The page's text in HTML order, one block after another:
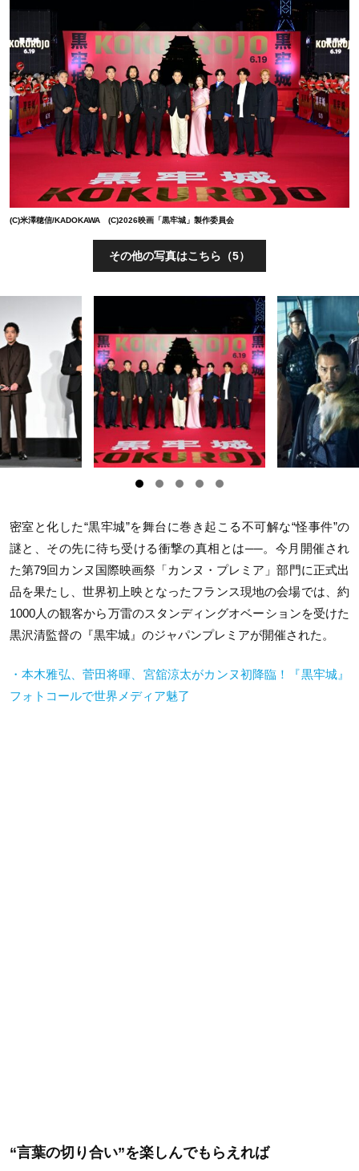
(C)米澤穂信/KADOKAWA (C)2026映画「黒牢城」製作委員会
その他の写真はこちら（5）
密室と化した“黒牢城”を舞台に巻き起こる不可解な“怪事件”の
謎と、その先に待ち受ける衝撃の真相とは──。今月開催され
た第79回カンヌ国際映画祭「カンヌ・プレミア」部門に正式出
品を果たし、世界初上映となったフランス現地の会場では、約
1000人の観客から万雷のスタンディングオベーションを受けた
黒沢清監督の『黒牢城』のジャパンプレミアが開催された。
・本木雅弘、菅田将暉、宮舘涼太がカンヌ初降臨！『黒牢城』
フォトコールで世界メディア魅了
“言葉の切り合い”を楽しんでもらえれば